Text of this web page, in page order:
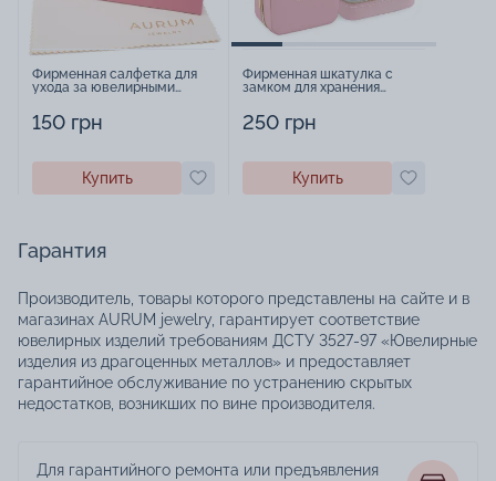
Фирменная салфетка для
ухода за ювелирными
150 грн
Купить
Фирменная шкатулка с
замком для хранения
250 грн
Купить
Гарантия
Производитель, товары которого представлены на сайте и в
магазинах AURUM jewelry, гарантирует соответствие
ювелирных изделий требованиям ДСТУ 3527-97 «Ювелирные
изделия из драгоценных металлов» и предоставляет
гарантийное обслуживание по устранению скрытых
недостатков, возникших по вине производителя.
Для гарантийного ремонта или предъявления